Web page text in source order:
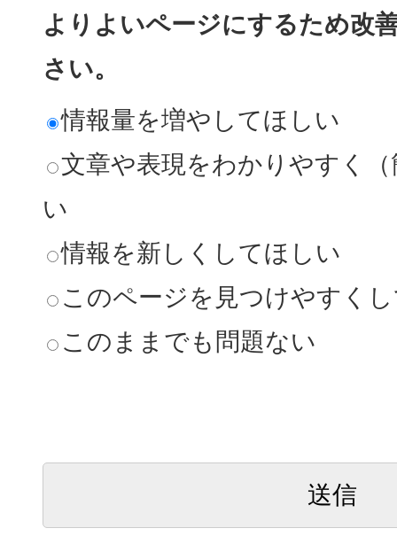
よりよいページにするため改
さい。
情報量を増やしてほしい
文章や表現をわかりやすく
い
情報を新しくしてほしい
このページを見つけやすく
このままでも問題ない